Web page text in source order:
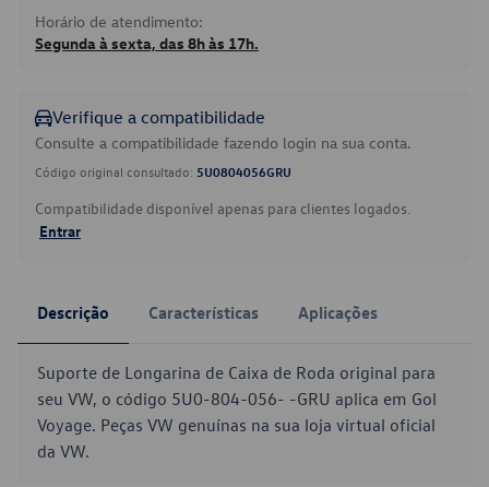
Horário de atendimento:
Segunda à sexta, das 8h às 17h.
Verifique a compatibilidade
Consulte a compatibilidade fazendo login na sua conta.
Código original consultado: 5U0804056GRU
Compatibilidade disponível apenas para clientes logados.
Entrar
Descrição Características Aplicações
Suporte de Longarina de Caixa de Roda original para
seu VW, o código 5U0-804-056- -GRU aplica em Gol
Voyage. Peças VW genuínas na sua loja virtual oficial
da VW.